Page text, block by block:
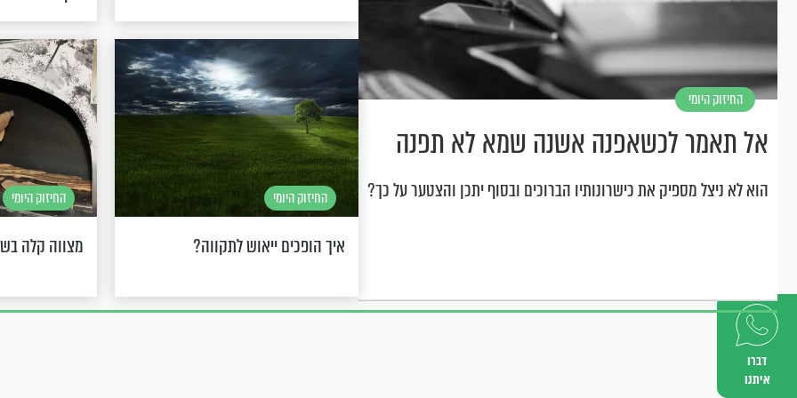
דברו
איתנו
החיזוק היומי
אל תאמר לכשאפנה אשנה שמא לא תפנה
הוא לא ניצל מספיק את כישרונותיו הברוכים ובסוף יתכן והצטער על כך? החיזוק היומי
איך הופכים ייאוש לתקווה?
החיזוק היומי
מצווה קלה